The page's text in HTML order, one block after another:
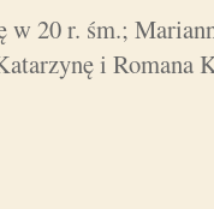
w 20 r. śm.;
i Romana